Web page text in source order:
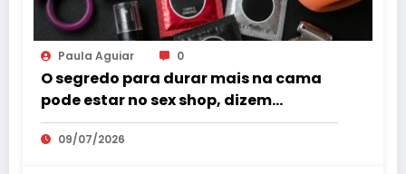
Paula Aguiar 0
O segredo para durar mais na cama
pode estar no sex shop, dizem
especialistas em saúde sexual
09/07/2026